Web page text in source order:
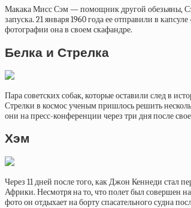
Макака Мисс Сэм — помощник другой обезьяны,
запуска. 21 января 1960 года ее отправили в
фотографии она в своем скафандре.
Белка и Стрелка
Пара советских собак, которые оставили след в
Стрелки в космос ученым пришлось решить
они на пресс-конференции через три дня после
Хэм
Через 11 дней после того, как Джон Кеннеди
Африки. Несмотря на то, что полет был совершен
фото он отдыхает на борту спасательного судна